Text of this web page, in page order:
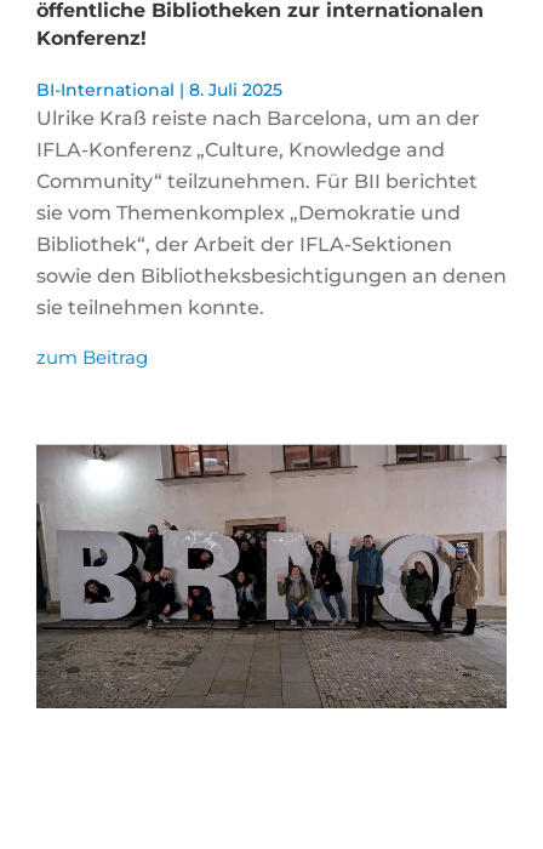
öffentliche Bibliotheken zur internationalen
Konferenz!
BI-International 8. Juli 2025
Ulrike Kraß reiste nach Barcelona, um an der
IFLA-Konferenz „Culture, Knowledge and
Community“ teilzunehmen. Für BII berichtet
sie vom Themenkomplex „Demokratie und
Bibliothek“, der Arbeit der IFLA-Sektionen
sowie den Bibliotheksbesichtigungen an denen
sie teilnehmen konnte.
zum Beitrag